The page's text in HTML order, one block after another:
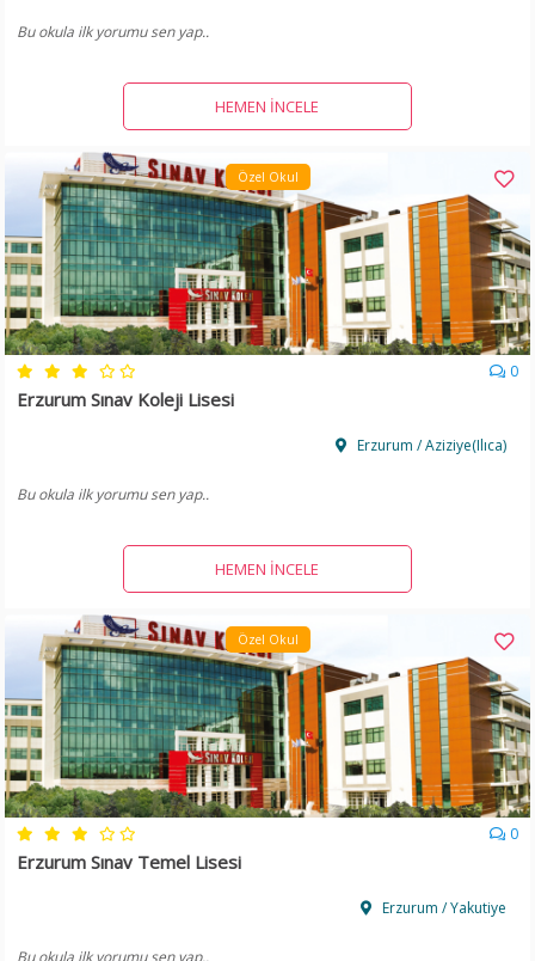
Bu okula ilk yorumu sen yap..
HEMEN İNCELE
Özel Okul
0
Erzurum Sınav Koleji Lisesi
Erzurum / Aziziye(Ilıca)
Bu okula ilk yorumu sen yap..
HEMEN İNCELE
Özel Okul
0
Erzurum Sınav Temel Lisesi
Erzurum / Yakutiye
Bu okula ilk yorumu sen yap..